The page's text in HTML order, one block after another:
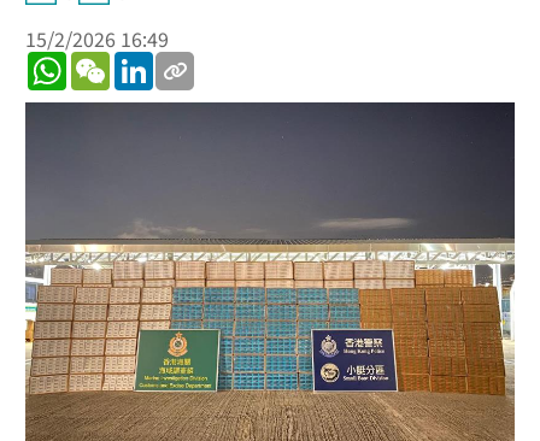
15/2/2026 16:49
WhatsApp
WeChatLinkedIn